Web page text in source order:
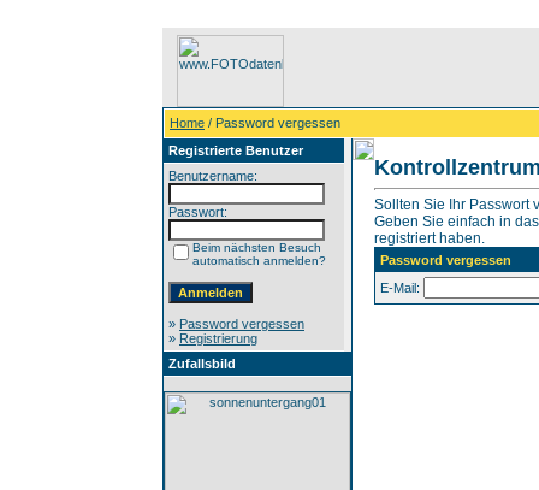
Home / Password vergessen
Registrierte Benutzer
Benutzername:
Passwort:
Beim nächsten Besuch
automatisch anmelden?
» Password vergessen
» Registrierung
Zufallsbild
Sollten Sie Ihr Passwort
Geben Sie einfach in
registriert haben.
Password vergessen
E-Mail: